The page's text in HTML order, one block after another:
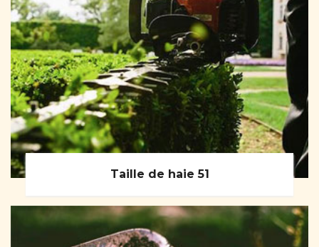
Taille de haie 51